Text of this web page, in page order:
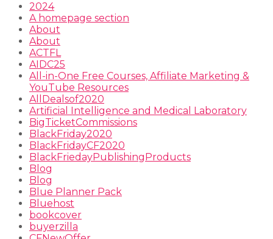
2024
A homepage section
About
About
ACTFL
AIDC25
All-in-One Free Courses, Affiliate Marketing &
YouTube Resources
AllDealsof2020
Artificial Intelligence and Medical Laboratory
BigTicketCommissions
BlackFriday2020
BlackFridayCF2020
BlackFriedayPublishingProducts
Blog
Blog
Blue Planner Pack
Bluehost
bookcover
buyerzilla